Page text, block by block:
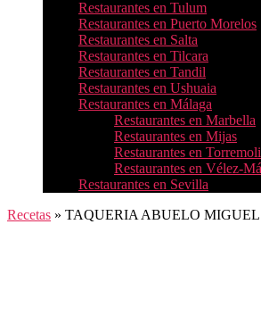
Restaurantes en Tulum
Restaurantes en Puerto Morelos
Restaurantes en Salta
Restaurantes en Tilcara
Restaurantes en Tandil
Restaurantes en Ushuaia
Restaurantes en Málaga
Restaurantes en Marbella
Restaurantes en Mijas
Restaurantes en
Restaurantes en Vélez-
Restaurantes en Sevilla
Recetas » TAQUERIA ABUELO MIGUEL